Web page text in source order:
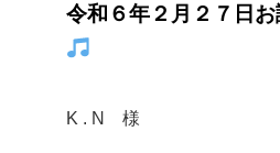
令和６年２月２７日
K . N 様